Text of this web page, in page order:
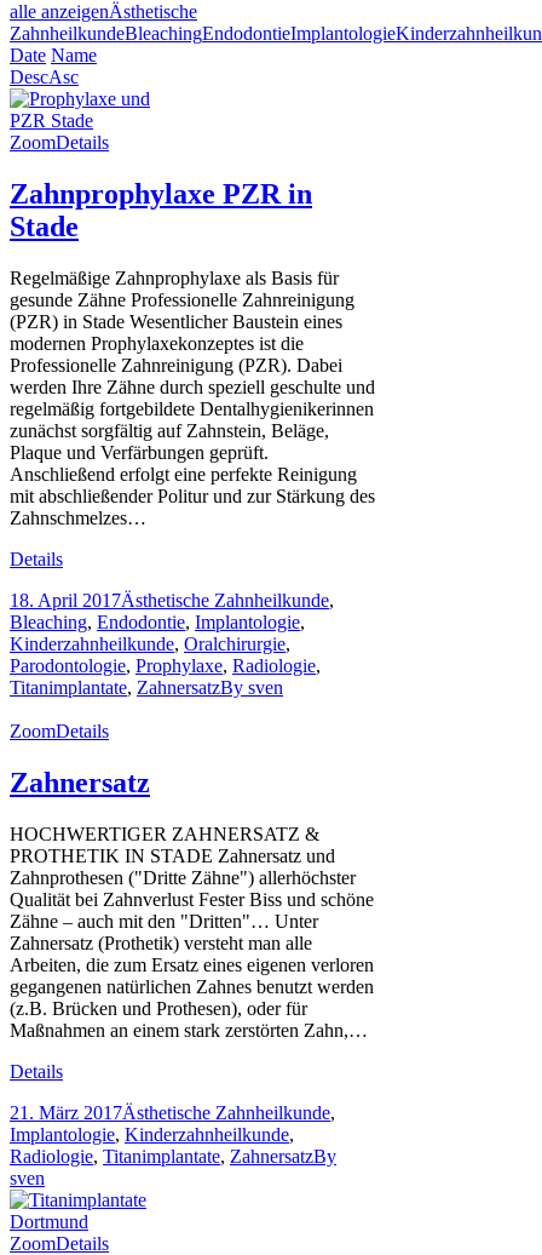
alle anzeigenÄsthetische
ZahnheilkundeBleachingEndodontieImplantologie
Date Name
DescAsc
ZoomDetails
Zahnprophylaxe PZR in
Stade
Regelmäßige Zahnprophylaxe als Basis für
gesunde Zähne Professionelle Zahnreinigung
(PZR) in Stade Wesentlicher Baustein eines
modernen Prophylaxekonzeptes ist die
Professionelle Zahnreinigung (PZR). Dabei
werden Ihre Zähne durch speziell geschulte und
regelmäßig fortgebildete Dentalhygienikerinnen
zunächst sorgfältig auf Zahnstein, Beläge,
Plaque und Verfärbungen geprüft.
Anschließend erfolgt eine perfekte Reinigung
mit abschließender Politur und zur Stärkung des
Zahnschmelzes…
Details
18. April 2017Ästhetische Zahnheilkunde,
Bleaching, Endodontie, Implantologie,
Kinderzahnheilkunde, Oralchirurgie,
Parodontologie, Prophylaxe, Radiologie,
Titanimplantate, ZahnersatzBy sven
ZoomDetails
Zahnersatz
HOCHWERTIGER ZAHNERSATZ &
PROTHETIK IN STADE Zahnersatz und
Zahnprothesen ("Dritte Zähne") allerhöchster
Qualität bei Zahnverlust Fester Biss und schöne
Zähne – auch mit den "Dritten"… Unter
Zahnersatz (Prothetik) versteht man alle
Arbeiten, die zum Ersatz eines eigenen verloren
gegangenen natürlichen Zahnes benutzt werden
(z.B. Brücken und Prothesen), oder für
Maßnahmen an einem stark zerstörten Zahn,…
Details
21. März 2017Ästhetische Zahnheilkunde,
Implantologie, Kinderzahnheilkunde,
Radiologie, Titanimplantate, ZahnersatzBy
sven
ZoomDetails